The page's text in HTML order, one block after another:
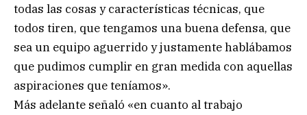
todas las cosas y características técnicas, que
todos tiren, que tengamos una buena defensa, que
sea un equipo aguerrido y justamente hablábamos
que pudimos cumplir en gran medida con aquellas
aspiraciones que teníamos».
Más adelante señaló «en cuanto al trabajo